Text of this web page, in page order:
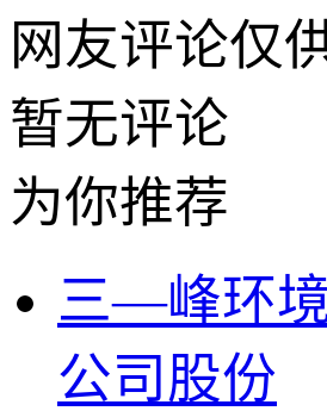
网友评论仅
暂无评论
为你推荐
三—峰环
公司股份